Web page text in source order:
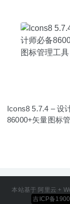
Icons8 5.7.4 – 设
86000+矢量图标
本站基于 阿里云 +
吉ICP备